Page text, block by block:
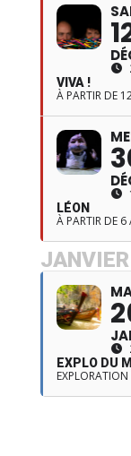
VIVA !
À PARTIR DE
LÉON
À PARTIR DE 6
JANVIER
EXPLO DU